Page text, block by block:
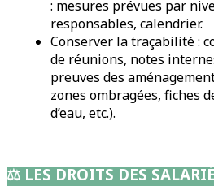
: mesures prévues par
responsables, calendrier.
Conserver la traçabilité :
de réunions, notes
preuves des
zones ombragées, fiches
d’eau, etc.).
⚖️LES DROITS DES